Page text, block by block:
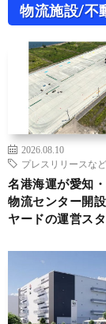
物流施設/不
2026.08.10
プレスリリースなど
名港海運が愛知
物流センター開
ヤードの運営ス